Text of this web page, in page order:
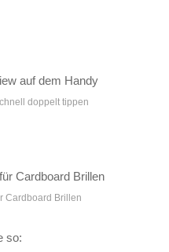
doppelt tippen
Cardboard Brillen
so: